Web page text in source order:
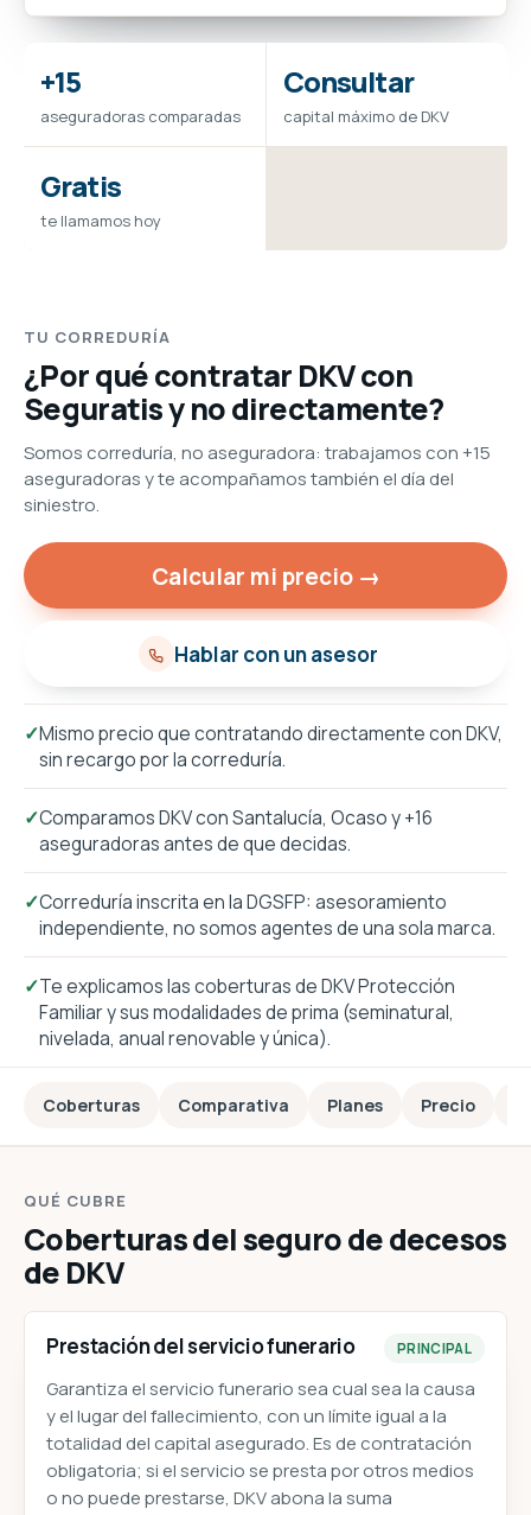
+15
aseguradoras comparadas
Consultar
capital máximo de DKV
Gratis
te llamamos hoy
TU CORREDURÍA
¿Por qué contratar DKV con
Seguratis y no directamente?
Somos correduría, no aseguradora: trabajamos con +15
aseguradoras y te acompañamos también el día del
siniestro.
Calcular mi precio →
Hablar con un asesor
✓Mismo precio que contratando directamente con DKV,
sin recargo por la correduría.
✓Comparamos DKV con Santalucía, Ocaso y +16
aseguradoras antes de que decidas.
✓Correduría inscrita en la DGSFP: asesoramiento
independiente, no somos agentes de una sola marca.
✓Te explicamos las coberturas de DKV Protección
Familiar y sus modalidades de prima (seminatural,
nivelada, anual renovable y única).
Coberturas Comparativa Planes Precio
QUÉ CUBRE
Coberturas del seguro de decesos
de DKV
Prestación del servicio funerario PRINCIPAL
Garantiza el servicio funerario sea cual sea la causa
y el lugar del fallecimiento, con un límite igual a la
totalidad del capital asegurado. Es de contratación
obligatoria; si el servicio se presta por otros medios
o no puede prestarse, DKV abona la suma